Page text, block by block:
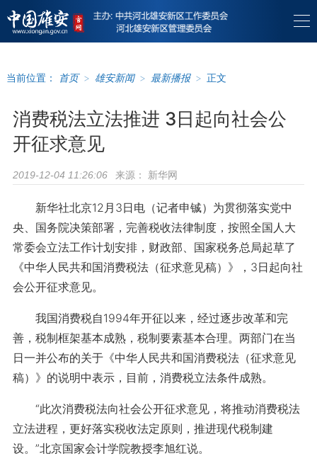
当前位置： 首页 > 雄安新闻 > 最新播报 > 正文
消费税法立法推进 3日起向社会公
开征求意见
2019-12-04 11:26:06 来源： 新华网
新华社北京12月3日电（记者申铖）为贯彻落实党中
央、国务院决策部署，完善税收法律制度，按照全国人大
常委会立法工作计划安排，财政部、国家税务总局起草了
《中华人民共和国消费税法（征求意见稿）》，3日起向社
会公开征求意见。
我国消费税自1994年开征以来，经过逐步改革和完
善，税制框架基本成熟，税制要素基本合理。两部门在当
日一并公布的关于《中华人民共和国消费税法（征求意见
稿）》的说明中表示，目前，消费税立法条件成熟。
“此次消费税法向社会公开征求意见，将推动消费税法
立法进程，更好落实税收法定原则，推进现代税制建
设。”北京国家会计学院教授李旭红说。